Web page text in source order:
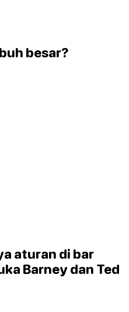
besar?
aturan di bar
Barney dan Ted